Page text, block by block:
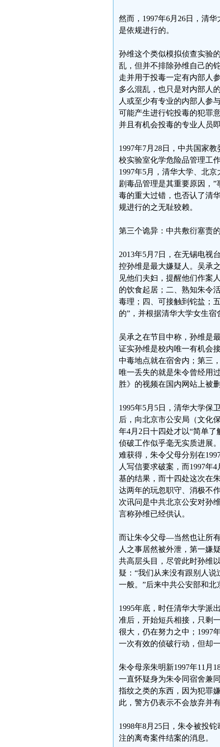
然而，1997年6月26日，清
是依规进行的。
孙维这个类似模拟侦查实验
乱，但并不排除孙维自己的
走并用于投毒一定有内部人
多么混乱，也只是对内部人
人或至少有专业的内部人参
可能产生进行铊投毒的犯罪
并且有机会投毒的专业人员
1997年7月28日，中共国家
校实验室化学危险品管理工
1997年5月，清华大学、北
剧毒品管理是其重要原因，
毒的重大过错，也否认了清
规进行的之无耻狡赖。
第三个诡异：中共敷衍塞责
2013年5月7日，在无锡电视
控孙维是最大嫌疑人。吴承
见他们夫妇，提醒他们作案
的饮食起居；二、熟知朱令
毒理；四、可接触到铊盐；
的”，并根据清华大学女生
吴承之在节目中称，孙维是
证实孙维是校内唯一有机会
中毒地点就在宿舍内；第三
唯一丢失的就是朱令曾经用
胜》的视频在国内网站上被
1995年5月5日，清华大学保
后，向北京市公安局（文化
年4月2日十四处才以“简单
侦破工作似乎毫无实质进展
难获得，朱令父母分别在
人写信要求破案，而1997年
基的结果，而十四处这次在
达两年的玩忽职守、消极不
次讯问是中共北京公安对孙
言称孙维已经供认。
而让朱令父母—当然也让所
人之事居然被外泄，第一嫌
共高层头目，尽管此时孙维
疑：“我们从来没有跟别人说
一般。”后来中共公安部和
1995年底，时任清华大学派
准后，开始短兵相接，只剩
很大，仍在努力之中；1997
一次有效的侦破行动，但却
朱令母亲朱明新1997年11月
一直怀疑身为朱令同宿舍兼
指纹之类的东西，因为犯罪
此，警方仍表示不会放弃并
1998年8月25日，朱令被投
注的离奇案件结案的消息。